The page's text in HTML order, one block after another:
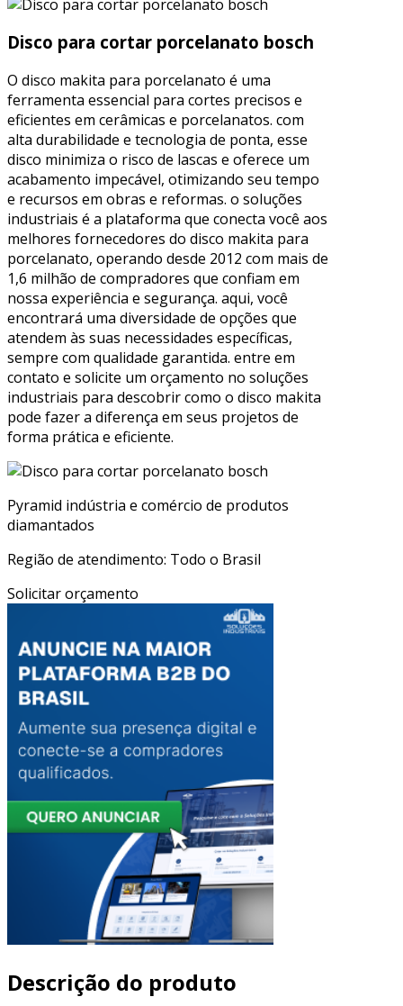
Disco para cortar porcelanato bosch
O disco makita para porcelanato é uma
ferramenta essencial para cortes precisos e
eficientes em cerâmicas e porcelanatos. com
alta durabilidade e tecnologia de ponta, esse
disco minimiza o risco de lascas e oferece um
acabamento impecável, otimizando seu tempo
e recursos em obras e reformas. o soluções
industriais é a plataforma que conecta você aos
melhores fornecedores do disco makita para
porcelanato, operando desde 2012 com mais de
1,6 milhão de compradores que confiam em
nossa experiência e segurança. aqui, você
encontrará uma diversidade de opções que
atendem às suas necessidades específicas,
sempre com qualidade garantida. entre em
contato e solicite um orçamento no soluções
industriais para descobrir como o disco makita
pode fazer a diferença em seus projetos de
forma prática e eficiente.
Pyramid indústria e comércio de produtos
diamantados
Região de atendimento: Todo o Brasil
Solicitar orçamento
Descrição do produto